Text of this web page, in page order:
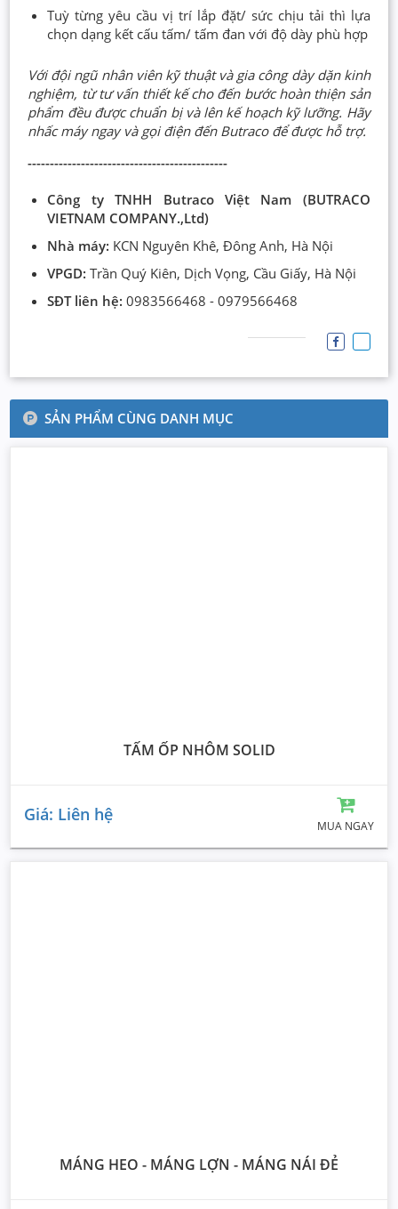
Tuỳ từng yêu cầu vị trí lắp đặt/ sức chịu tải thì lựa
chọn dạng kết cấu tấm/ tấm đan với độ dày phù hợp
Với đội ngũ nhân viên kỹ thuật và gia công dày dặn kinh
nghiệm, từ tư vấn thiết kế cho đến bước hoàn thiện sản
phẩm đều được chuẩn bị và lên kế hoạch kỹ lưỡng. Hãy
nhấc máy ngay và gọi điện đến Butraco để được hỗ trợ.
---------------------------------------------
Công ty TNHH Butraco Việt Nam (BUTRACO
VIETNAM COMPANY.,Ltd)
Nhà máy: KCN Nguyên Khê, Đông Anh, Hà Nội
VPGD: Trần Quý Kiên, Dịch Vọng, Cầu Giấy, Hà Nội
SĐT liên hệ: 0983566468 - 0979566468
SẢN PHẨM CÙNG DANH MỤC
TẤM ỐP NHÔM SOLID
Giá: Liên hệ
MUA NGAY
MÁNG HEO - MÁNG LỢN - MÁNG NÁI ĐẺ